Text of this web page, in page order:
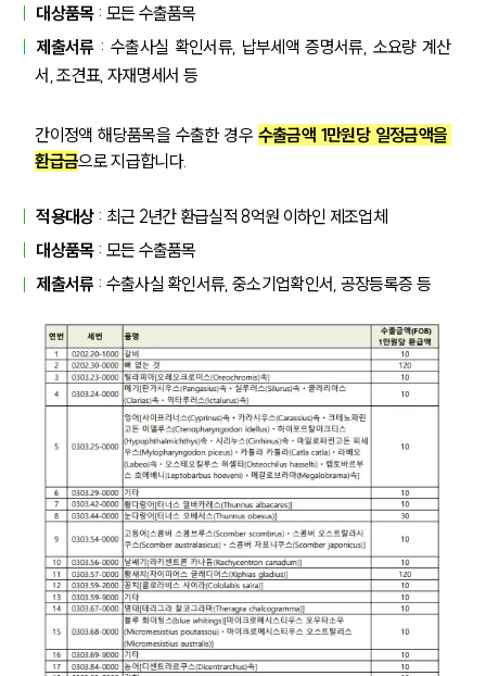
대상품목 : 모든 수출품목
제출서류 : 수출사실 확인서류, 납부세액 증명서류, 소요량 계산
서, 조견표, 자재명세서 등
간이정액 해당품목을 수출한 경우 수출금액 1만원당 일정금액을
환급금으로 지급합니다.
적용대상 : 최근 2년간 환급실적 8억원 이하인 제조업체
대상품목 : 모든 수출품목
제출서류 : 수출사실 확인서류, 중소기업확인서, 공장등록증 등